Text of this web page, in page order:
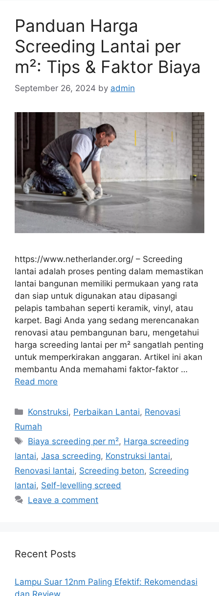
Panduan Harga
Screeding Lantai per
m²: Tips & Faktor Biaya
September 26, 2024 by admin
https://www.netherlander.org/ – Screeding
lantai adalah proses penting dalam memastikan
lantai bangunan memiliki permukaan yang rata
dan siap untuk digunakan atau dipasangi
pelapis tambahan seperti keramik, vinyl, atau
karpet. Bagi Anda yang sedang merencanakan
renovasi atau pembangunan baru, mengetahui
harga screeding lantai per m² sangatlah penting
untuk memperkirakan anggaran. Artikel ini akan
membantu Anda memahami faktor-faktor …
Read more
Categories
Konstruksi, Perbaikan Lantai, Renovasi
Rumah
Tags
Biaya screeding per m², Harga screeding
lantai, Jasa screeding, Konstruksi lantai,
Renovasi lantai, Screeding beton, Screeding
lantai, Self-levelling screed
Leave a comment
Recent Posts
Lampu Suar 12nm Paling Efektif: Rekomendasi
dan Review